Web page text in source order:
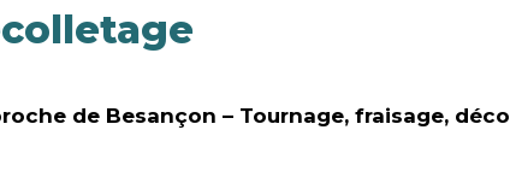
de Besançon – Tournage, fraisage,